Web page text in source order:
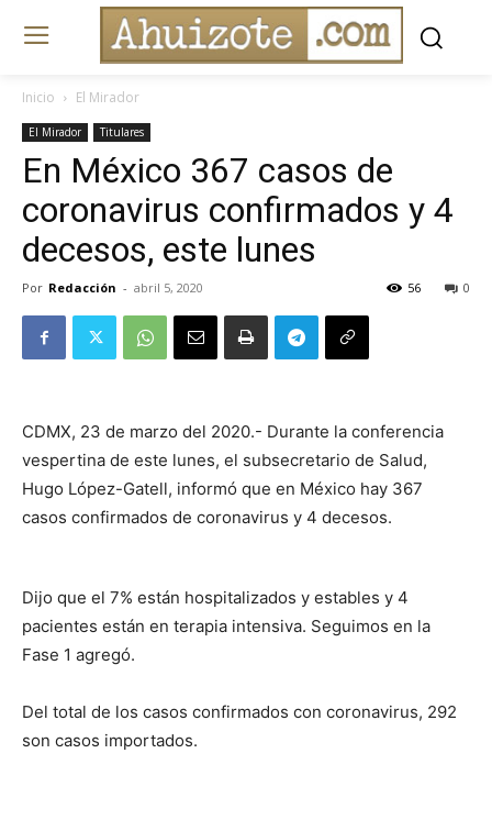
Inicio El Mirador
El Mirador Titulares
En México 367 casos de
coronavirus confirmados y 4
decesos, este lunes
Por Redacción - abril 5, 2020 0
56
CDMX, 23 de marzo del 2020.- Durante la conferencia
vespertina de este lunes, el subsecretario de Salud,
Hugo López-Gatell, informó que en México hay 367
casos confirmados de coronavirus y 4 decesos.
Dijo que el 7% están hospitalizados y estables y 4
pacientes están en terapia intensiva. Seguimos en la
Fase 1 agregó.
Del total de los casos confirmados con coronavirus, 292
son casos importados.